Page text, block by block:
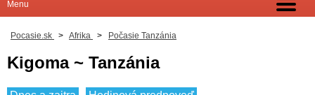
Pocasie.sk > Afrika > Počasie Tanzánia
Kigoma ~ Tanzánia